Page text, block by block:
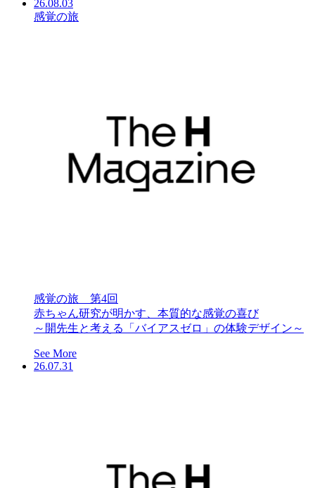
26.08.03
感覚の旅
感覚の旅 第4回
赤ちゃん研究が明かす、本質的な感覚の喜び
～開先生と考える「バイアスゼロ」の体験デザイン～
See More
26.07.31